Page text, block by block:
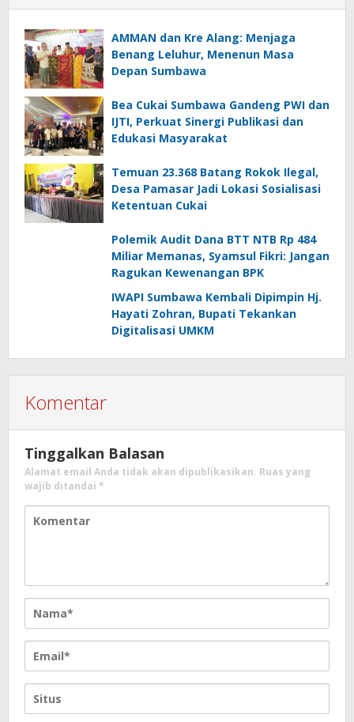
AMMAN dan Kre Alang: Menjaga
Benang Leluhur, Menenun Masa
Depan Sumbawa
Bea Cukai Sumbawa Gandeng PWI dan
IJTI, Perkuat Sinergi Publikasi dan
Edukasi Masyarakat
Temuan 23.368 Batang Rokok Ilegal,
Desa Pamasar Jadi Lokasi Sosialisasi
Ketentuan Cukai
Polemik Audit Dana BTT NTB Rp 484
Miliar Memanas, Syamsul Fikri: Jangan
Ragukan Kewenangan BPK
IWAPI Sumbawa Kembali Dipimpin Hj.
Hayati Zohran, Bupati Tekankan
Digitalisasi UMKM
Komentar
Tinggalkan Balasan
Alamat email Anda tidak akan dipublikasikan. Ruas yang
wajib ditandai *